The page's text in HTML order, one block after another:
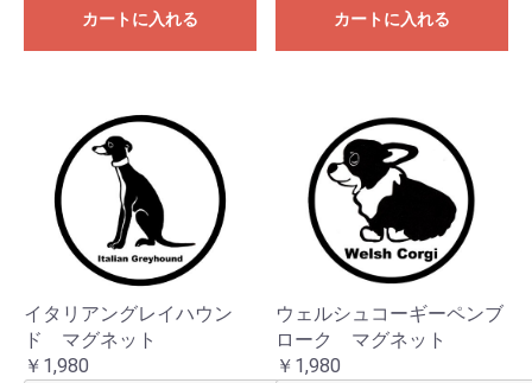
カートに入れる カートに入れる
イタリアングレイハウン
ド マグネット
￥1,980
ウェルシュコーギーペンブ
ローク マグネット
￥1,980